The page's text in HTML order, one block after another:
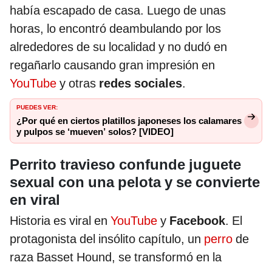
había escapado de casa. Luego de unas
horas, lo encontró deambulando por los
alrededores de su localidad y no dudó en
regañarlo causando gran impresión en
YouTube y otras redes sociales.
PUEDES VER:
¿Por qué en ciertos platillos japoneses los calamares
y pulpos se ‘mueven’ solos? [VIDEO]
Perrito travieso confunde juguete
sexual con una pelota y se convierte
en viral
Historia es viral en YouTube y Facebook. El
protagonista del insólito capítulo, un perro de
raza Basset Hound, se transformó en la